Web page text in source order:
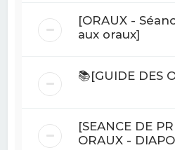
[ORAUX -
aux oraux]
📚[GUIDE DES
[SEANCE DE
ORAUX -